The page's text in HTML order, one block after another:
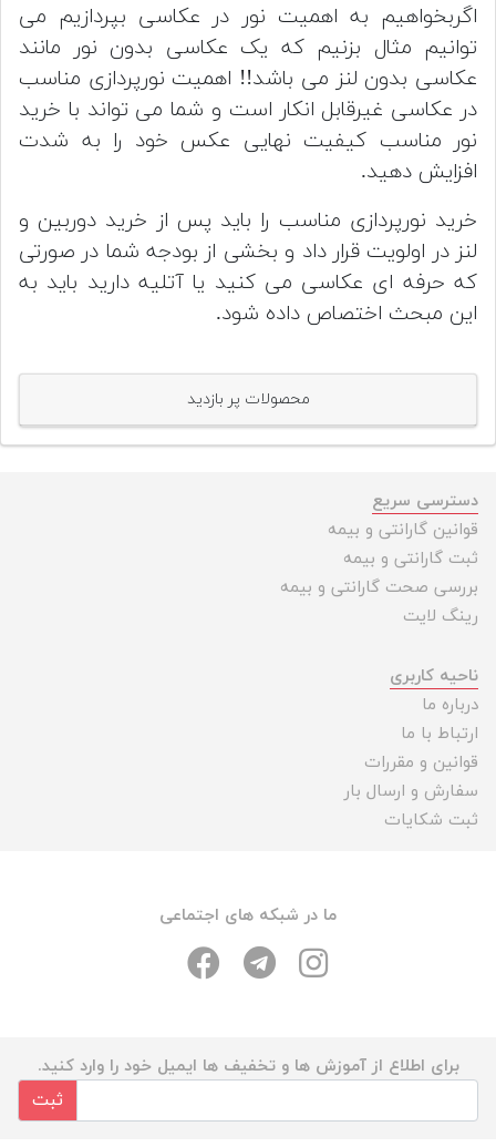
اگربخواهیم به اهمیت نور در عکاسی بپردازیم می
توانیم مثال بزنیم که یک عکاسی بدون نور مانند
عکاسی بدون لنز می باشد!! اهمیت نورپردازی مناسب
در عکاسی غیرقابل انکار است و شما می تواند با خرید
نور مناسب کیفیت نهایی عکس خود را به شدت
افزایش دهید.
خرید نورپردازی مناسب را باید پس از خرید دوربین و
لنز در اولویت قرار داد و بخشی از بودجه شما در صورتی
که حرفه ای عکاسی می کنید یا آتلیه دارید باید به
این مبحث اختصاص داده شود.
محصولات پر بازدید
دسترسی سریع
قوانین گارانتی و بیمه
ثبت گارانتی و بیمه
بررسی صحت گارانتی و بیمه
رینگ لایت
ناحیه کاربری
درباره ما
ارتباط با ما
قوانین و مقررات
سفارش و ارسال بار
ثبت شکایات
ما در شبکه های اجتماعی
برای اطلاع از آموزش ها و تخفیف ها ایمیل خود را وارد کنید.
ثبت